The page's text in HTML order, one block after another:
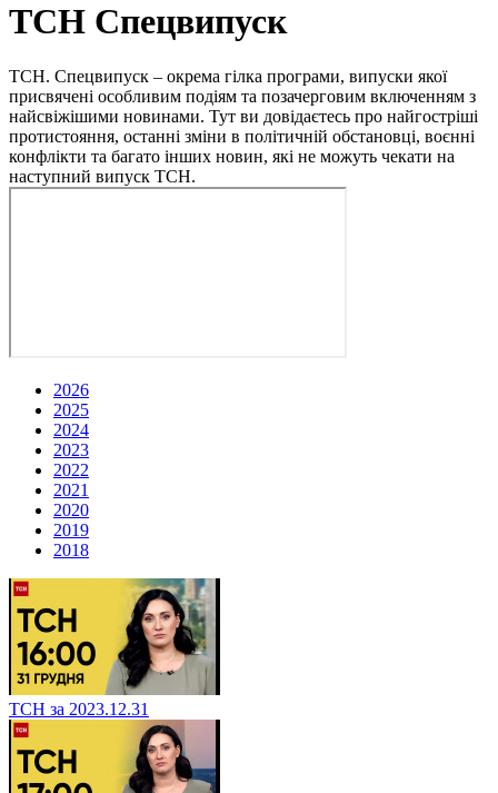
ТСН Спецвипуск
ТСН. Спецвипуск – окрема гілка програми, випуски якої
присвячені особливим подіям та позачерговим включенням з
найсвіжішими новинами. Тут ви довідаєтесь про найгостріші
протистояння, останні зміни в політичній обстановці, воєнні
конфлікти та багато інших новин, які не можуть чекати на
наступний випуск ТСН.
2026
2025
2024
2023
2022
2021
2020
2019
2018
ТСН за 2023.12.31